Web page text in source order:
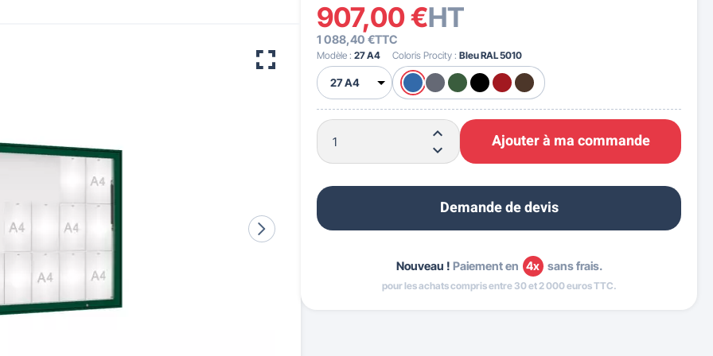
Accessibilité PMR
907,00 €HT
1 088,40 €TTC
Modèle :27 A4 Coloris Procity :Bleu RAL 5010
Ajouter à ma commande
Demande de devis
Nouveau ! Paiement en 4x sans frais.
pour les achats compris entre 30 et 2 000 euros TTC.